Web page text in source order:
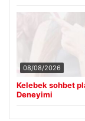
08/08/2026
Kelebek sohbet
Deneyimi